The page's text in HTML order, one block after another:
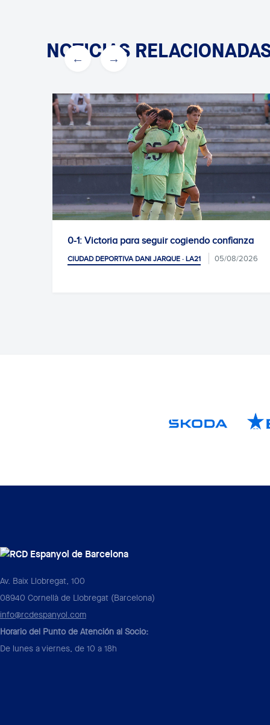
NOTICIAS
La Escola RCDE cierra otro verano de
Av. Baix Llobregat, 100
08940 Cornellà de Llobregat (Barcelona)
info@rcdespanyol.com
Horario del Punto de Atención al Socio:
De lunes a viernes, de 10 a 18h